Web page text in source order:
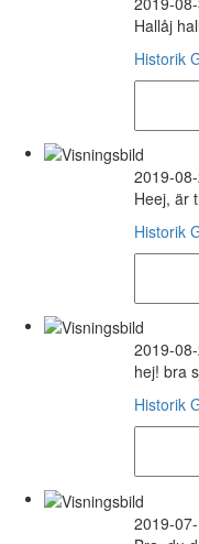
Hallåj
Historik
2019-
Heej, är
Historik
2019-
hej! bra
Historik
2019-